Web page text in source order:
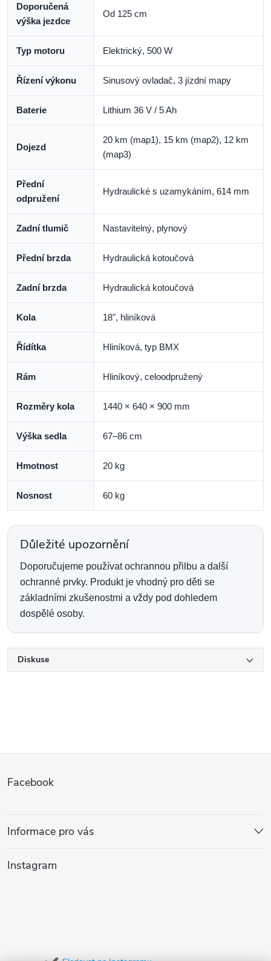
Doporučená
výška jezdce
Od 125 cm
Typ motoru Elektrický, 500 W
Řízení výkonu Sinusový ovladač, 3 jízdní mapy
Baterie Lithium 36 V / 5 Ah
Dojezd
20 km (map1), 15 km (map2), 12 km
(map3)
Přední
odpružení
Hydraulické s uzamykáním, 614 mm
Zadní tlumič Nastavitelný, plynový
Přední brzda Hydraulická kotoučová
Zadní brzda Hydraulická kotoučová
Kola 18", hliníková
Řídítka Hliníková, typ BMX
Rám Hliníkový, celoodpružený
Rozměry kola 1440 × 640 × 900 mm
Výška sedla 67–86 cm
Hmotnost 20 kg
Nosnost 60 kg
Důležité upozornění
Doporučujeme používat ochrannou přilbu a další
ochranné prvky. Produkt je vhodný pro děti se
základními zkušenostmi a vždy pod dohledem
dospělé osoby.
Diskuse
p
a
Facebook
Informace pro vás
Instagram